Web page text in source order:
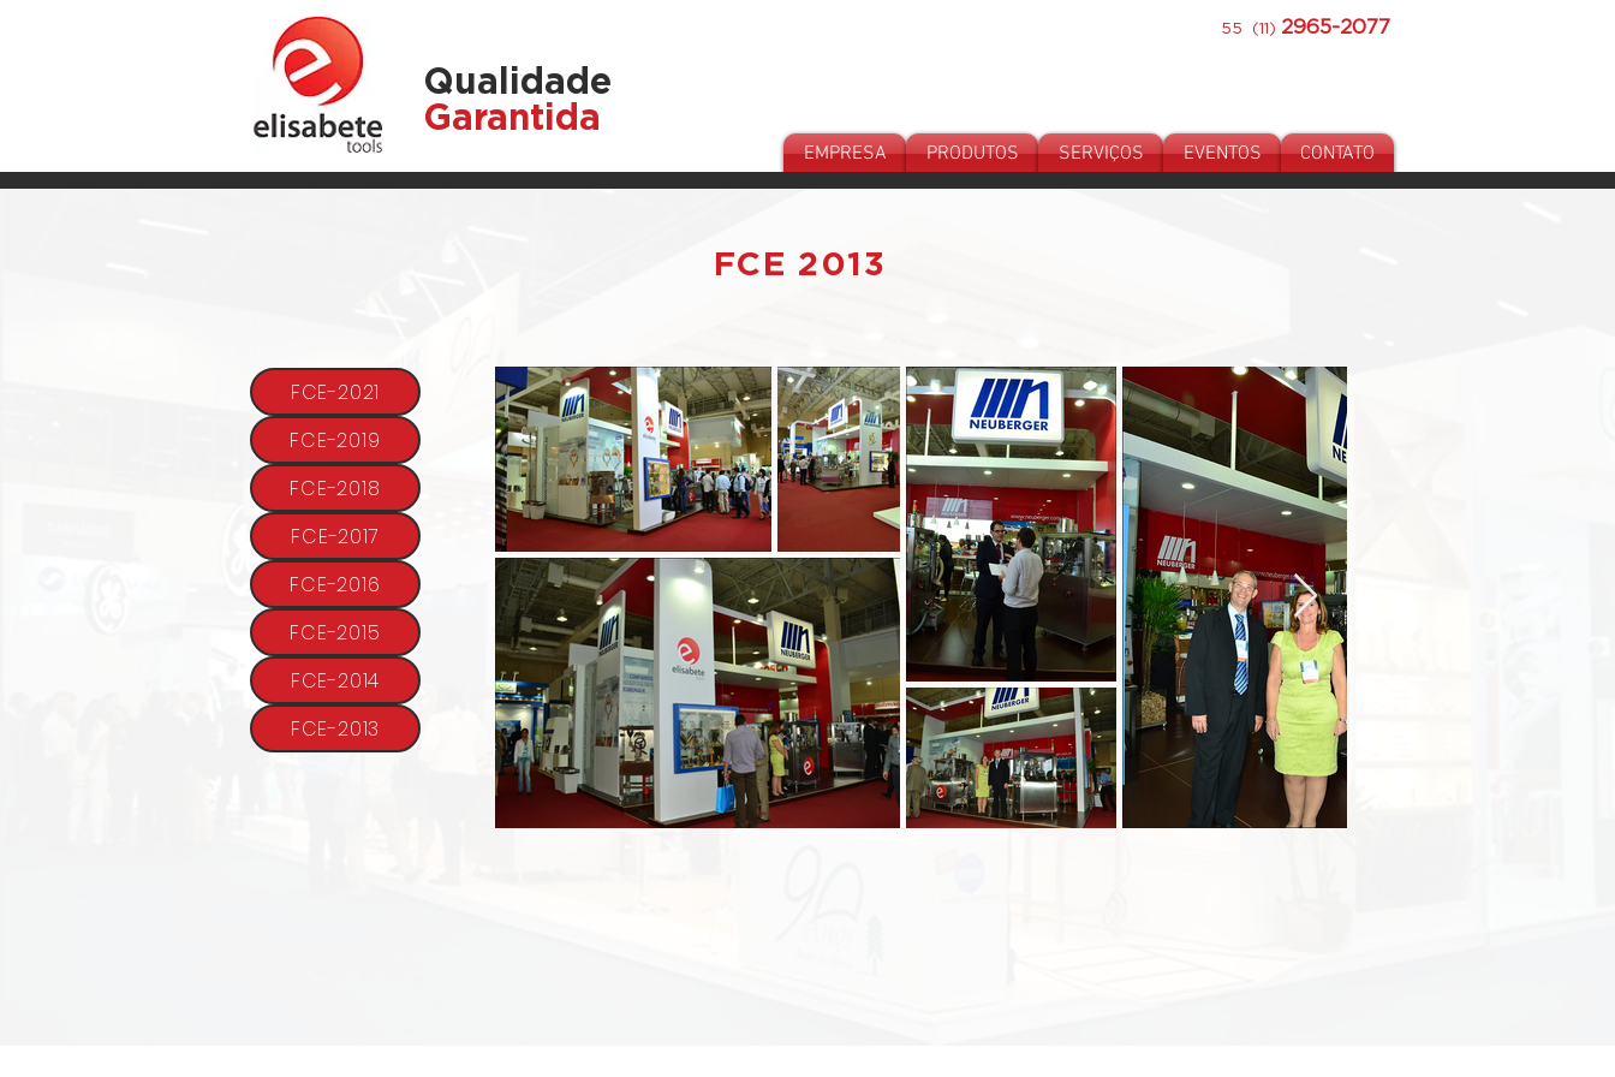
Qualidade
Garantida
Tel.: 55 (11) 2965-2077
55 (11) 2965-2077
EMPRESA PRODUTOS SERVIÇOS EVENTOS CONTATO
Segunda a Sábado, das 08h30 às 19h.
FCE 2013
FCE-2021
FCE-2019
FCE-2018
FCE-2017
FCE-2016
FCE-2015
FCE-2014
FCE-2013